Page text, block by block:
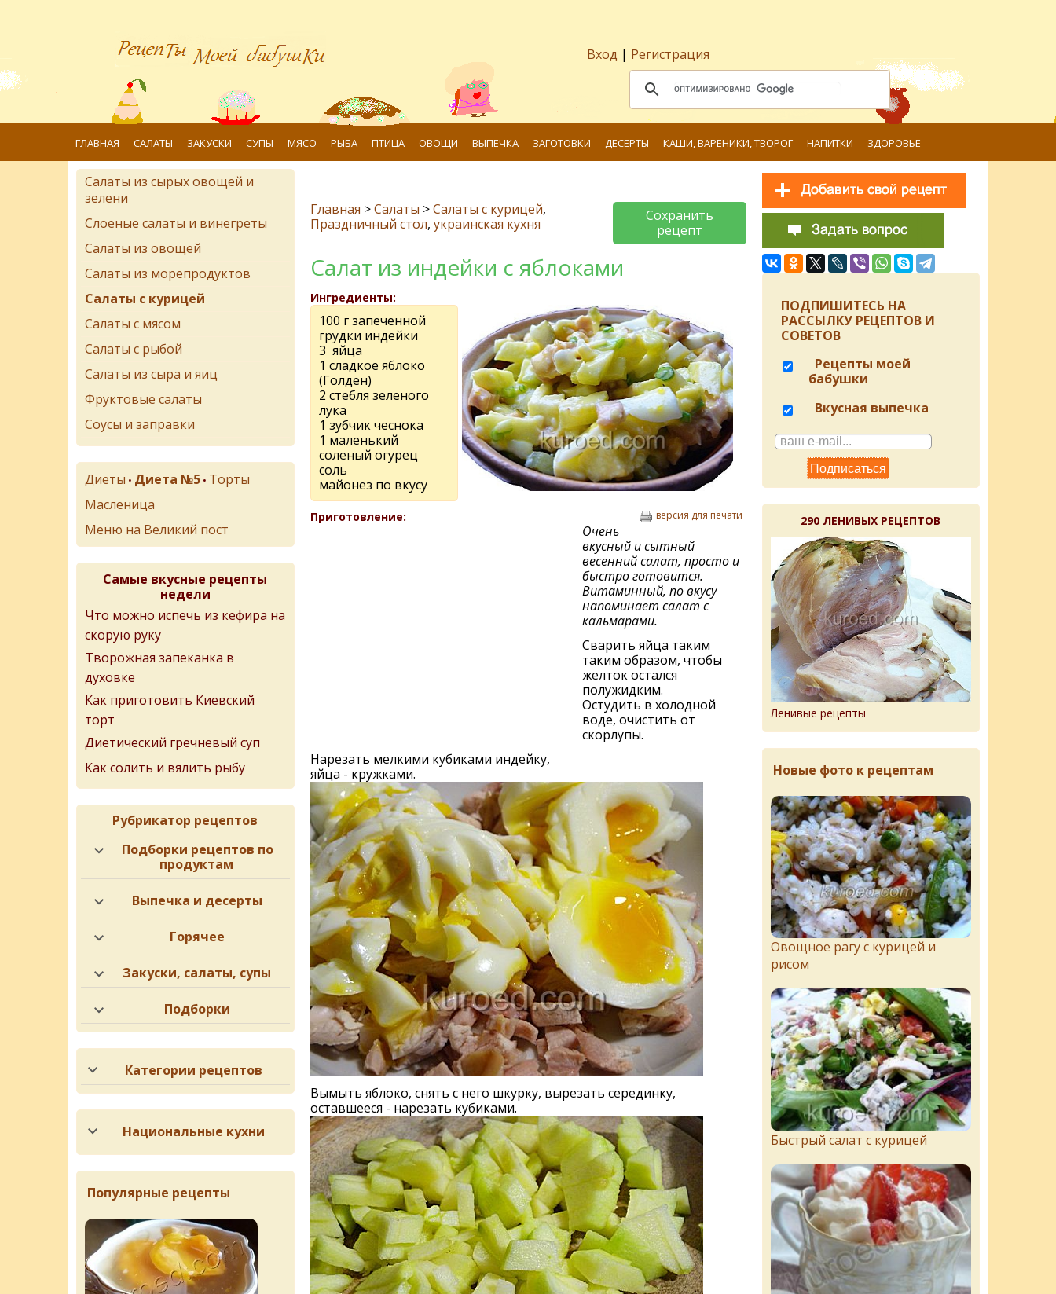
Вход | Регистрация
ГЛАВНАЯ САЛАТЫ ЗАКУСКИ СУПЫ МЯСО РЫБА ПТИЦА ОВОЩИ ВЫПЕЧКА ЗАГОТОВКИ ДЕСЕРТЫ КАШИ, ВАРЕНИКИ, ТВОРОГ НАПИТКИ ЗДОРОВЬЕ
Главная >Салаты >Салаты с курицей,
Праздничный стол, украинская кухня
Сохранить
рецепт
Салат из индейки с яблоками
Ингредиенты:
100 г запеченной
грудки индейки
3 яйца
1 сладкое яблоко
(Голден)
2 стебля зеленого
лука
1 зубчик чеснока
1 маленький
соленый огурец
соль
майонез по вкусу
Приготовление: версия для печати
Очень
вкусный и сытный
весенний салат, просто и
быстро готовится.
Витаминный, по вкусу
напоминает салат с
кальмарами.
Сварить яйца таким
таким образом, чтобы
желток остался
полужидким.
Остудить в холодной
воде, очистить от
скорлупы.
Нарезать мелкими кубиками индейку,
яйца - кружками.
Вымыть яблоко, снять с него шкурку, вырезать серединку,
оставшееся - нарезать кубиками.
Салаты из сырых овощей и
зелени
Слоеные салаты и винегреты
Салаты из овощей
Салаты из морепродуктов
Салаты с курицей
Салаты с мясом
Салаты с рыбой
Салаты из сыра и яиц
Фруктовые салаты
Соусы и заправки
Диеты • Диета №5 • Торты
Масленица
Меню на Великий пост
Самые вкусные рецепты
недели
Что можно испечь из кефира на
скорую руку
Творожная запеканка в
духовке
Как приготовить Киевский
торт
Диетический гречневый суп
Как солить и вялить рыбу
Рубрикатор рецептов
Подборки рецептов по
продуктам
Выпечка и десерты
Горячее
Закуски, салаты, супы
Подборки
Категории рецептов
Национальные кухни
Популярные рецепты
ПОДПИШИТЕСЬ НА
РАССЫЛКУ РЕЦЕПТОВ И
СОВЕТОВ
Рецепты моей
бабушки
Вкусная выпечка
290 ЛЕНИВЫХ РЕЦЕПТОВ
Ленивые рецепты
Новые фото к рецептам
Овощное рагу с курицей и
рисом
Быстрый салат с курицей